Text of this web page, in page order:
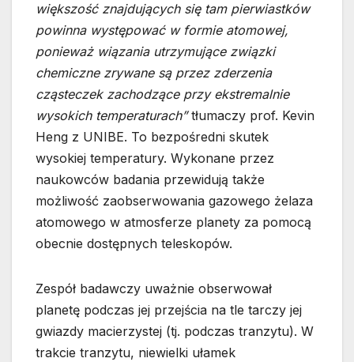
większość znajdujących się tam pierwiastków
powinna występować w formie atomowej,
ponieważ wiązania utrzymujące związki
chemiczne zrywane są przez zderzenia
cząsteczek zachodzące przy ekstremalnie
wysokich temperaturach”tłumaczy prof. Kevin
Heng z UNIBE. To bezpośredni skutek
wysokiej temperatury. Wykonane przez
naukowców badania przewidują także
możliwość zaobserwowania gazowego żelaza
atomowego w atmosferze planety za pomocą
obecnie dostępnych teleskopów.
Zespół badawczy uważnie obserwował
planetę podczas jej przejścia na tle tarczy jej
gwiazdy macierzystej (tj. podczas tranzytu). W
trakcie tranzytu, niewielki ułamek